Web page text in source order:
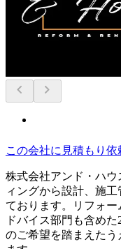
chevron_left chevron_right
この会社に見積もり依
株式会社アンド・ハ
ィングから設計、施
ております。リフォ
ドバイス部門も含め
のご希望を踏まえたう